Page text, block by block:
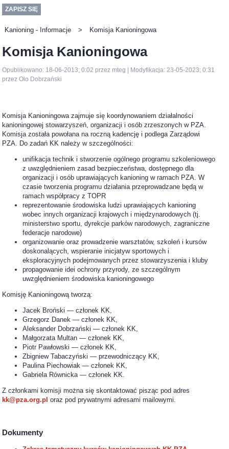
Kanioning - Informacje > Komisja Kanioningowa
Komisja Kanioningowa
Opublikowano: 18-06-2013; 0:02 przez mteg | Modyfikacja: 23-05-2023; 0:31
przez Olo Dobrzański
Komisja Kanioningowa zajmuje się koordynowaniem działalności
kanioningowej stowarzyszeń, organizacji i osób zrzeszonych w PZA.
Komisja została powołana na roczną kadencję i podlega Zarządowi
PZA. Do zadań KK należy w szczególności:
unifikacja technik i stworzenie ogólnego programu szkoleniowego
z uwzględnieniem zasad bezpieczeństwa, dostępnego dla
organizacji i osób uprawiających kanioning w ramach PZA. W
czasie tworzenia programu działania przeprowadzane będą w
ramach współpracy z TOPR
reprezentowanie środowiska ludzi uprawiających kanioning
wobec innych organizacji krajowych i międzynarodowych (tj.
ministerstwo sportu, dyrekcje parków narodowych, zagraniczne
federacje narodowe)
organizowanie oraz prowadzenie warsztatów, szkoleń i kursów
doskonalących, wspieranie inicjatyw sportowych i
eksploracyjnych podejmowanych przez stowarzyszenia i kluby
propagowanie idei ochrony przyrody, ze szczególnym
uwzględnieniem środowiska kanioningowego
Komisję Kanioningową tworzą:
Jacek Broński — członek KK,
Grzegorz Danek — członek KK,
Aleksander Dobrzański — członek KK,
Małgorzata Multan — członek KK,
Piotr Pawłowski — członek KK,
Zbigniew Tabaczyński — przewodniczący KK,
Paulina Piechowiak — członek KK,
Gabriela Równicka — członek KK.
Z członkami komisji można się skontaktować pisząc pod adres
kk@pza.org.pl oraz pod prywatnymi adresami mailowymi.
Dokumenty